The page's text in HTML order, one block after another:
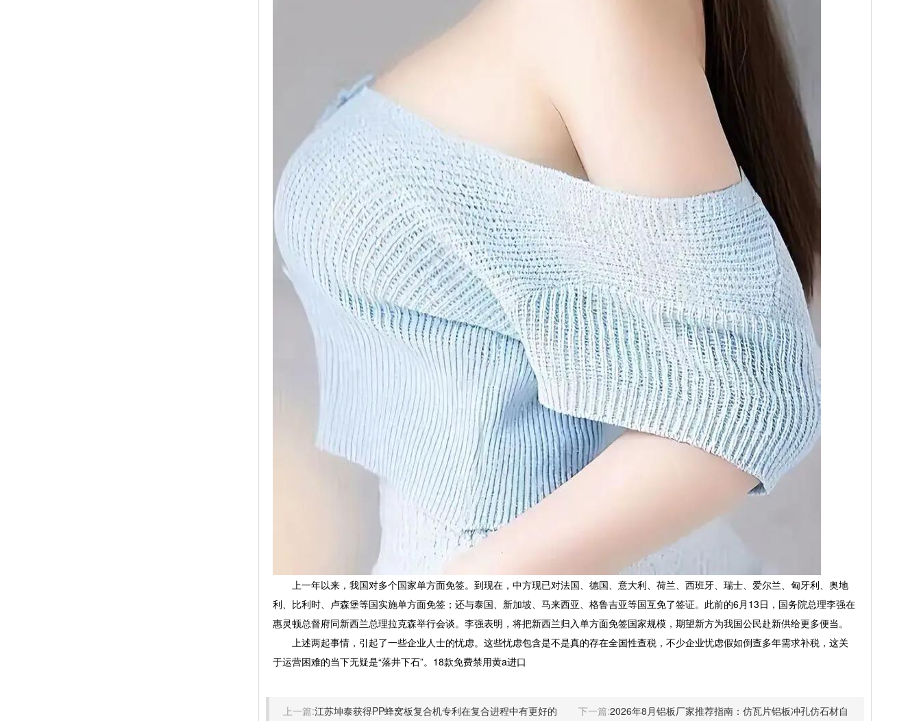
上一年以来，我国对多个国家单方面免签。到现在，中方现已对法国、德国、意大利、荷兰、西班牙、瑞士、爱尔兰、匈牙利、奥地
利、比利时、卢森堡等国实施单方面免签；还与泰国、新加坡、马来西亚、格鲁吉亚等国互免了签证。此前的6月13日，国务院总理李强在
惠灵顿总督府同新西兰总理拉克森举行会谈。李强表明，将把新西兰归入单方面免签国家规模，期望新方为我国公民赴新供给更多便当。
上述两起事情，引起了一些企业人士的忧虑。这些忧虑包含是不是真的存在全国性查税，不少企业忧虑假如倒查多年需求补税，这关
于运营困难的当下无疑是“落井下石”。18款免费禁用黄a进口
上一篇:江苏坤泰获得PP蜂窝板复合机专利在复合进程中有更好的
下一篇:2026年8月铝板厂家推荐指南：仿瓦片铝板冲孔仿石材自